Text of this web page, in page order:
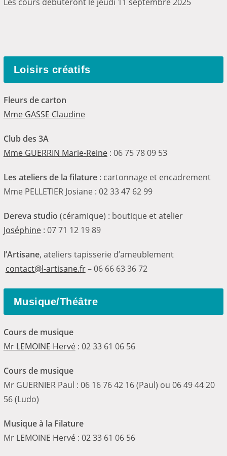
Loisirs créatifs
Fleurs de carton
Mme GASSE Claudine
Club des 3A
Mme GUERRIN Marie-Reine: 06 75 78 09 53
Les ateliers de la filature: cartonnage et encadrement
Mme PELLETIER Josiane : 02 33 47 62 99
Dereva studio (céramique) : boutique et atelier
Joséphine: 07 71 12 19 89
l’Artisane, ateliers tapisserie d’ameublement
contact@l-artisane.fr– 06 66 63 36 72
Musique/Théâtre
Cours de musique
Mr LEMOINE Hervé: 02 33 61 06 56
Cours de musique
Mr GUERNIER Paul : 06 16 76 42 16 (Paul) ou 06 49 44 20
56 (Ludo)
Musique à la Filature
Mr LEMOINE Hervé : 02 33 61 06 56